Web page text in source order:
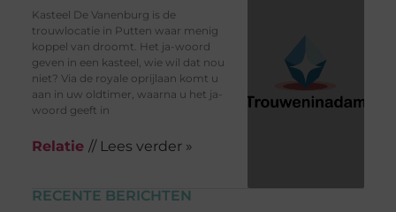
RECENTE BERICHTEN
Kasteel De Vanenburg is de
trouwlocatie in Putten waar menig
koppel van droomt. Het ja-woord
geven in een kasteel, wie wil dat nou
niet? Via de royale oprijlaan komt u
aan in uw oldtimer, waarna u het ja-
woord geeft in
Relatie // Lees verder »